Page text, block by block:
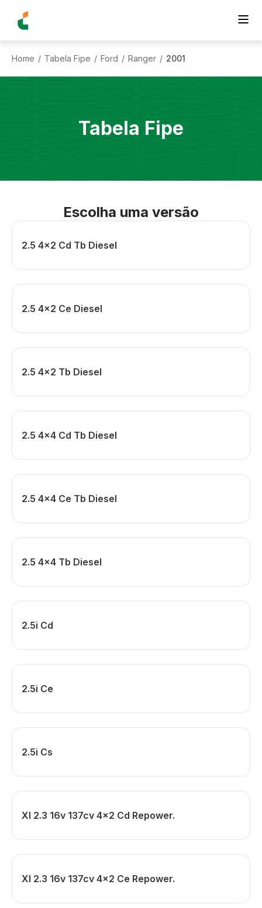
Home / Tabela Fipe / Ford / Ranger / 2001
Tabela Fipe
Escolha uma versão
2.5 4x2 Cd Tb Diesel
2.5 4x2 Ce Diesel
2.5 4x2 Tb Diesel
2.5 4x4 Cd Tb Diesel
2.5 4x4 Ce Tb Diesel
2.5 4x4 Tb Diesel
2.5i Cd
2.5i Ce
2.5i Cs
Xl 2.3 16v 137cv 4x2 Cd Repower.
Xl 2.3 16v 137cv 4x2 Ce Repower.